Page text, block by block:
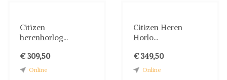
Citizen
herenhorlog...
€ 309,50
Online
Citizen Heren
Horlo...
€ 349,50
Online